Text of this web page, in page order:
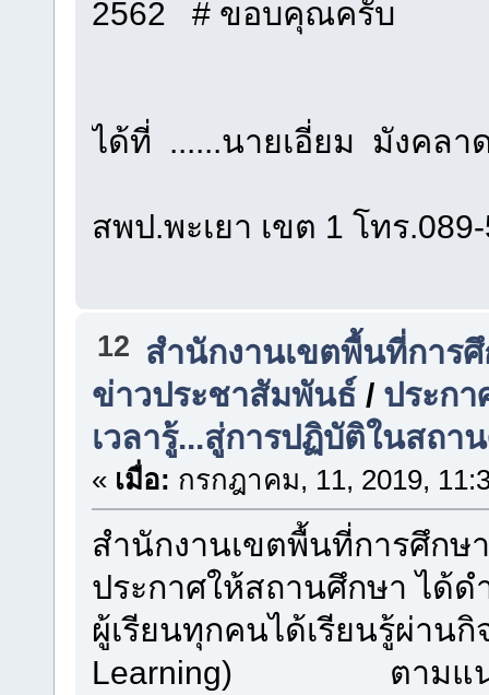
2562 # ขอบคุณครับ
ได้ที่ ......นายเอี่ยม มังคลา
สพป.พะเยา เขต 1 โทร
12 สำนักงานเขตพื้นที่การ
ข่าวประชาสัมพันธ์ / ประกา
เวลารู้...สู่การปฏิบัติในสถา
« เมื่อ: กรกฎาคม, 11, 2019,
สำนักงานเขตพื้นที่การศึกษ
ประกาศให้สถานศึกษา ได้ด
ผู้เรียนทุกคนได้เรียนรู้ผ่าน
Learning) ตามแนวทา